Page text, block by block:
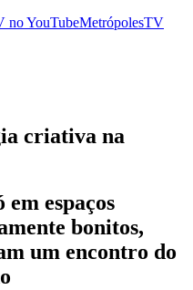
noYouTubeMetrópolesTV
criativa na
em espaços
bonitos,
um encontro do